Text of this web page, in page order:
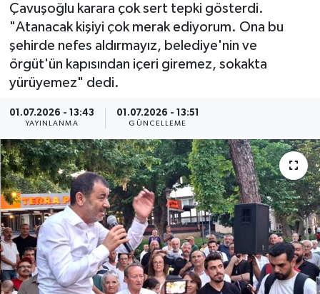
Çavuşoğlu karara çok sert tepki gösterdi.
"Atanacak kişiyi çok merak ediyorum. Ona bu
şehirde nefes aldırmayız, belediye'nin ve
örgüt'ün kapısından içeri giremez, sokakta
yürüyemez" dedi.
01.07.2026 - 13:43
YAYINLANMA
01.07.2026 - 13:51
GÜNCELLEME
Egemax TV